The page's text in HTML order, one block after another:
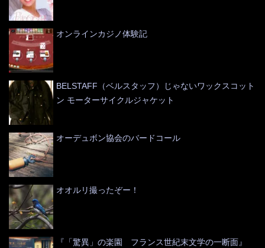
オンラインカジノ体験記
BELSTAFF（ベルスタッフ）じゃないワックスコット
ン モーターサイクルジャケット
オーデュボン協会のバードコール
オオルリ撮ったぞー！
『「驚異」の楽園 フランス世紀末文学の一断面』